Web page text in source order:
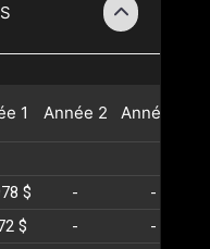
1 Année 2 Année
$ -
-
$ -
-